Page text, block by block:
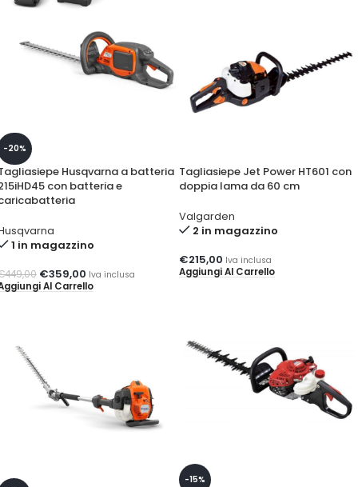
-20%
Husqvarna a batteria
con batteria e
1 in magazzino
449,00 €359,00 Iva inclusa
Al Carrello
Tagliasiepe Jet Power HT601 con
doppia lama da 60 cm
Valgarden
2 in magazzino
€215,00 Iva inclusa
Aggiungi Al Carrello
-15%